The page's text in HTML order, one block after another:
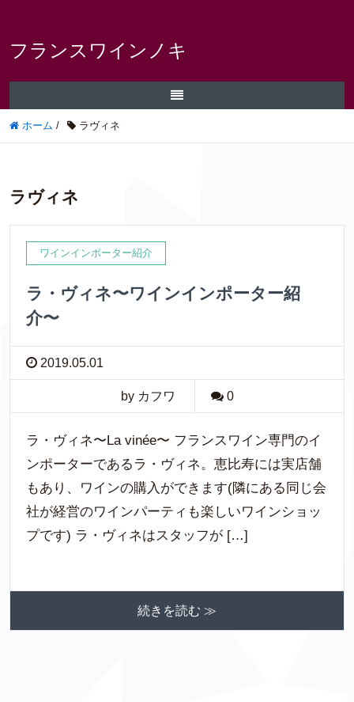
フランスワインノキ
ホーム / ラヴィネ
ラヴィネ
ワインインポーター紹介
ラ・ヴィネ〜ワインインポーター紹
介〜
2019.05.01
by カフワ 0
ラ・ヴィネ〜La vinée〜 フランスワイン専門のイ
ンポーターであるラ・ヴィネ。恵比寿には実店舗
もあり、ワインの購入ができます(隣にある同じ会
社が経営のワインパーティも楽しいワインショッ
プです) ラ・ヴィネはスタッフが […]
続きを読む ≫